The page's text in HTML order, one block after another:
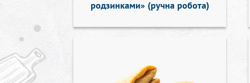
родзинками» (ручна робота)